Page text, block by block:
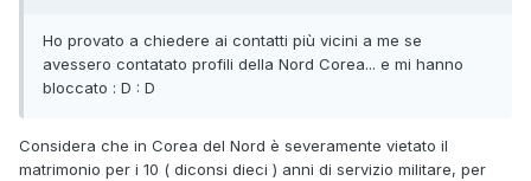
Ho provato a chiedere ai contatti più vicini a me se
avessero contatato profili della Nord Corea... e mi hanno
bloccato : D : D
Considera che in Corea del Nord è severamente vietato il
matrimonio per i 10 ( diconsi dieci ) anni di servizio militare, per